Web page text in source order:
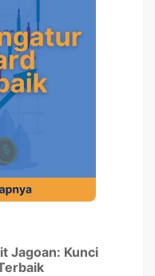
Jagoan: Kunci